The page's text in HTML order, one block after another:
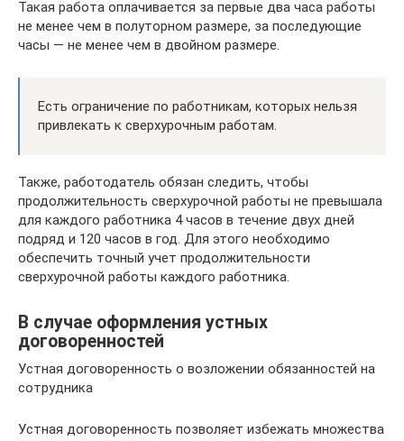
Такая работа оплачивается за первые два часа работы
не менее чем в полуторном размере, за последующие
часы — не менее чем в двойном размере.
Есть ограничение по работникам, которых нельзя
привлекать к сверхурочным работам.
Также, работодатель обязан следить, чтобы
продолжительность сверхурочной работы не превышала
для каждого работника 4 часов в течение двух дней
подряд и 120 часов в год. Для этого необходимо
обеспечить точный учет продолжительности
сверхурочной работы каждого работника.
В случае оформления устных
договоренностей
Устная договоренность о возложении обязанностей на
сотрудника
Устная договоренность позволяет избежать множества